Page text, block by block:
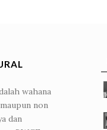
wahana
non
dan